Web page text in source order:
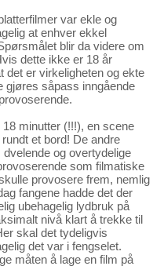
var ekle og
at enhver ekkel
blir da videre om
dette ikke er 18 år
det er virkeligheten og ekte
gjøres såpass inngående
minutter (!!!), en scene
et bord! De andre
og overtydelige
som filmatiske
provosere frem, nemlig
fangene hadde det der
ubehagelig lydbruk på
nivå klart å trekke til
skal det tydeligvis
det var i fengselet.
måten å lage en film på